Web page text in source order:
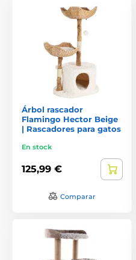
Árbol rascador
Flamingo Hector Beige
| Rascadores para gatos
En stock
125,99 €
Comparar